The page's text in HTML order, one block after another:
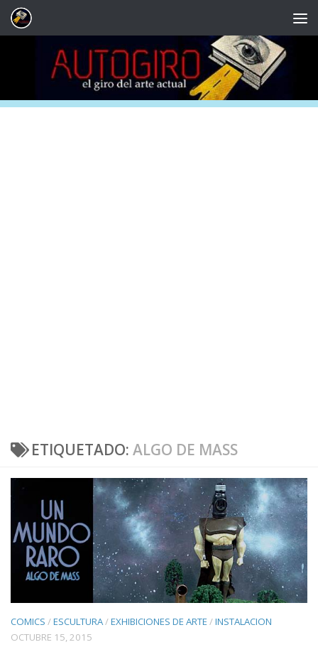
Saltar al contenido
ETIQUETADO: ALGO DE MASS
COMICS /ESCULTURA/EXHIBICIONES DE ARTE /INSTALACION
OCTUBRE 15, 2015